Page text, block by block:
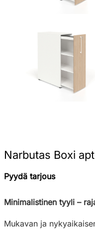
Narbutas Boxi
Pyydä tarjous
Minimalistinen tyyli –
Mukavan ja